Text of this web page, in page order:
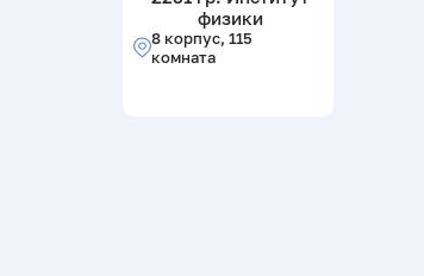
физики
8 корпус, 115
комната